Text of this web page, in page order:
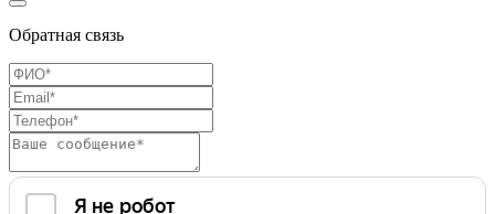
Обратная связь